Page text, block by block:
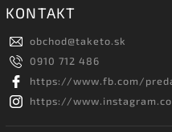
KONTAKT
obchod@taketo.sk
0910 712 486
https://www.fb.com/
https://